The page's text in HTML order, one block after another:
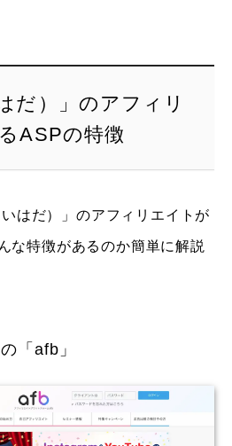
だ）」のアフィリ
ASPの特徴
はだ）」のアフィリエイトが
な特徴があるのか簡単に解説
「afb」